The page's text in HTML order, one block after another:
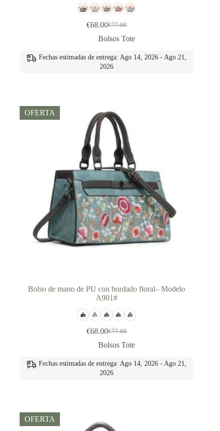
€77.00
El
precio
era:
€77.00.
€68.00El
precio
es:
€68.00.
Bolsos Tote
Fechas estimadas de entrega: Ago 14, 2026 - Ago 21,
2026
OFERTA
Bolso de mano de PU con bordado floral– Modelo
A901#
€77.00
El
precio
era:
€77.00.
€68.00El
precio
es:
€68.00.
Bolsos Tote
Fechas estimadas de entrega: Ago 14, 2026 - Ago 21,
2026
OFERTA